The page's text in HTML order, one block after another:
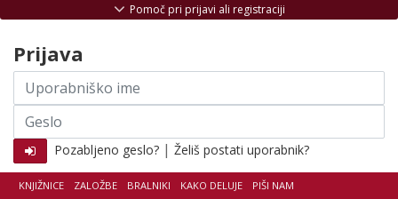
KNJIŽNICE ZALOŽBE BRALNIKI KAKO DELUJE PIŠI NAM
Pomoč pri prijavi ali registraciji
Prijava
Uporabniško
ime
Geslo
Pozabljeno geslo? | Želiš postati uporabnik?